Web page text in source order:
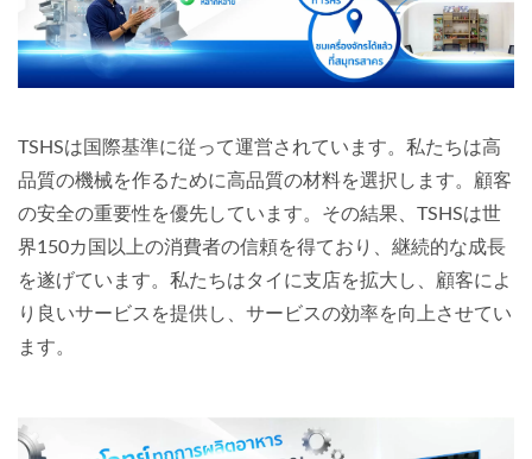
TSHSは国際基準に従って運営されています。私たちは高
品質の機械を作るために高品質の材料を選択します。顧客
の安全の重要性を優先しています。その結果、TSHSは世
界150カ国以上の消費者の信頼を得ており、継続的な成長
を遂げています。私たちはタイに支店を拡大し、顧客によ
り良いサービスを提供し、サービスの効率を向上させてい
ます。